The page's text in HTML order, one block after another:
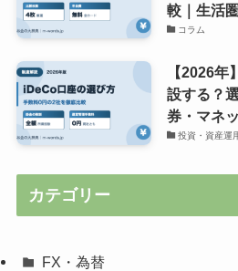
較｜生活
コラム
【2026
設する？
券・マネ
投資・資産運
カテゴリー
FX・為替